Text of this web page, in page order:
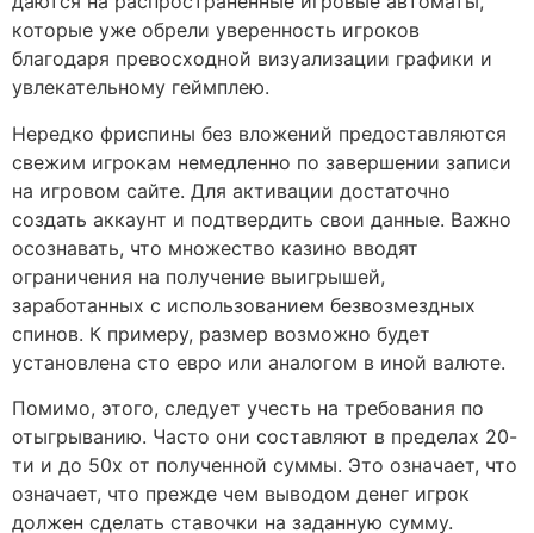
которые уже обрели уверенность игроков
благодаря превосходной визуализации графики и
увлекательному геймплею.
Нередко фриспины без вложений предоставляются
свежим игрокам немедленно по завершении записи
на игровом сайте. Для активации достаточно
создать аккаунт и подтвердить свои данные. Важно
осознавать, что множество казино вводят
ограничения на получение выигрышей,
заработанных с использованием безвозмездных
спинов. К примеру, размер возможно будет
установлена сто евро или аналогом в иной валюте.
Помимо, этого, следует учесть на требования по
отыгрыванию. Часто они составляют в пределах 20-
ти и до 50x от полученной суммы. Это означает, что
означает, что прежде чем выводом денег игрок
должен сделать ставочки на заданную сумму.